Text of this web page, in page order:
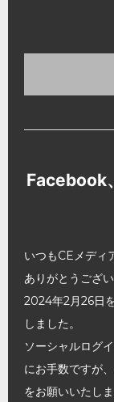
Facebook
いつもCEメディ
ありがとうござい
2024年2月26日
しました。
ソーシャルログ
にお手数ですが
をお願いいたしま